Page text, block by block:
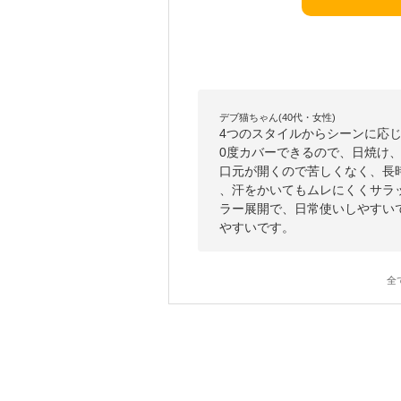
デブ猫ちゃん(40代・女性)
4つのスタイルからシーンに応
0度カバーできるので、日焼け
口元が開くので苦しくなく、
、汗をかいてもムレにくくサ
ラー展開で、日常使いしやす
やすいです。
全